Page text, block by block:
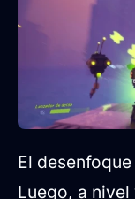
El
Luego, a